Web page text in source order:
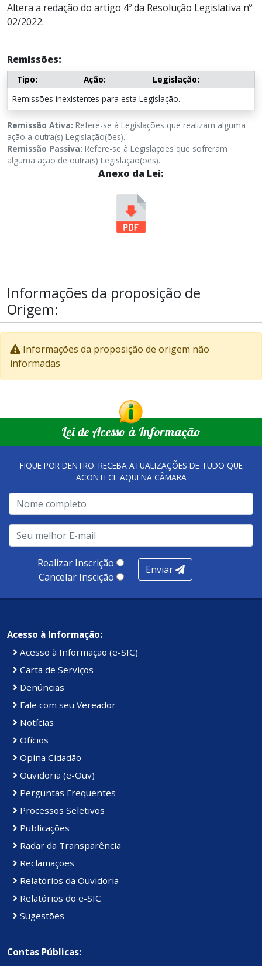
Altera a redação do artigo 4º da Resolução Legislativa nº
02/2022.
Remissões:
Tipo: Ação:
Legislação:
Remissões inexistentes para esta Legislação.
Remissão Ativa: Refere-se à Legislações que realizam alguma
ação a outra(s) Legislação(ões).
Remissão Passiva: Refere-se à Legislações que sofreram
alguma ação de outra(s) Legislação(ões).
Anexo da Lei:
Informações da proposição de
Origem:
Informações da proposição de origem não
informadas
Lei de Acesso à Informação
FIQUE POR DENTRO. RECEBA ATUALIZAÇÕES DE TUDO QUE
ACONTECE AQUI NA CÂMARA
Realizar Inscrição
Cancelar Inscição
Enviar
Acesso à Informação:
Acesso à Informação (e-SIC)
Carta de Serviços
Denúncias
Fale com seu Vereador
Notícias
Ofícios
Opina Cidadão
Ouvidoria (e-Ouv)
Perguntas Frequentes
Processos Seletivos
Publicações
Radar da Transparência
Reclamações
Relatórios da Ouvidoria
Relatórios do e-SIC
Sugestões
Contas Públicas: